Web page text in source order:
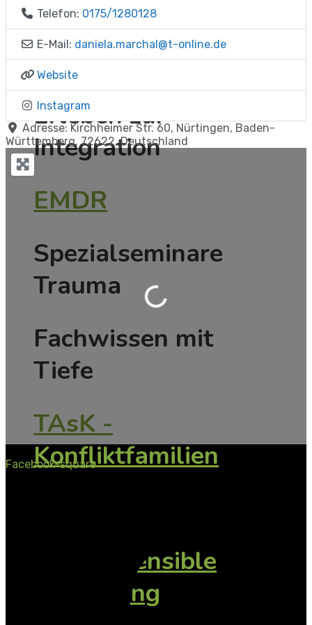
EMDR
Der Weg vom
Erleben zur
Integration
EMDR
Spezialseminare
Trauma
Fachwissen mit
Tiefe
TAsK -
Konfliktfamilien
Traumasensible
Begleitung
Telefon: 0175/1280128
E-Mail: daniela.marchal @t-online.de
Website
Instagram
Adresse: Kirchheimer Str. 60, Nürtingen, Baden-
Württemberg,72622,Deutschland
Wird geladen …
Facebook-square